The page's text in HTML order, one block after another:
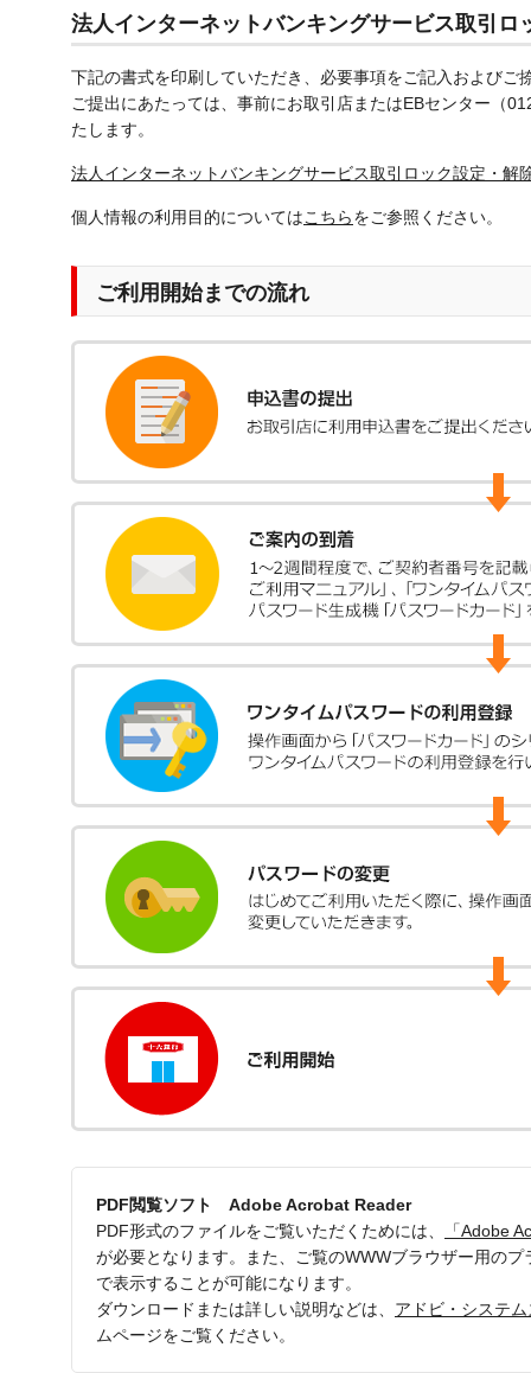
法人インターネットバンキングサービス取引ロ
下記の書式を印刷していただき、必要事項をご記入およびご
ご提出にあたっては、事前にお取引店またはEBセンター（
たします。
法人インターネットバンキングサービス取引ロック設定・解
個人情報の利用目的についてはこちらをご参照ください。
ご利用開始までの流れ
PDF閲覧ソフト Adobe Acrobat Reader
PDF形式のファイルをご覧いただくためには、
「Adobe
が必要となります。また、ご覧のWWWブラウザー用の
で表示することが可能になります。
ダウンロードまたは詳しい説明などは、 アドビ・システ
ムページをご覧ください。